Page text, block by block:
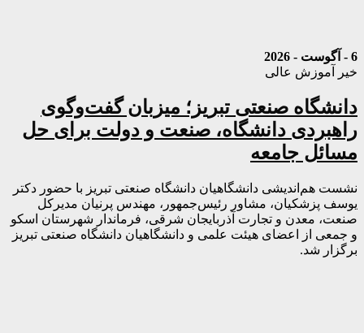
6 - آگوست - 2026
خیر آموزش عالی
دانشگاه صنعتی تبریز؛ میزبان گفت‌وگوی
راهبردی دانشگاه، صنعت و دولت برای حل
مسائل جامعه
نشست هم‌اندیشی دانشگاهیان دانشگاه صنعتی تبریز با حضور دکتر
یوسف پزشکیان، مشاور رئیس‌جمهور، مهندس پرنیان مدیرکل
صنعت، معدن و تجارت آذربایجان شرقی، فرماندار شهرستان اسکو
و جمعی از اعضای هیئت علمی و دانشگاهیان دانشگاه صنعتی تبریز
برگزار شد.